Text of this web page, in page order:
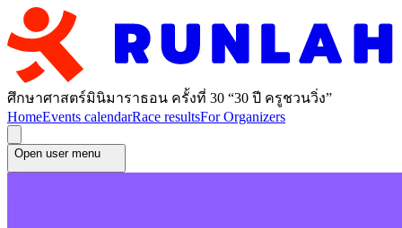
ศึกษาศาสตร์มินิมาราธอน ครั้งที่ 30 “30 ปี ครูชวนวิ่ง”
HomeEvents calendarRace resultsFor Organizers
Open user menu